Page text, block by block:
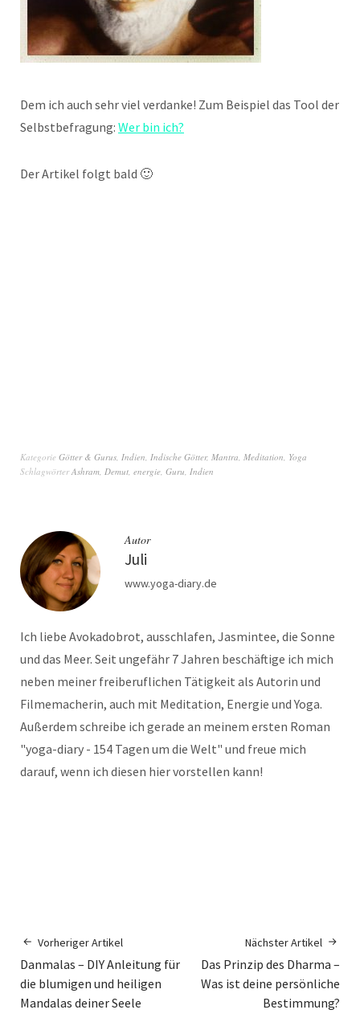
Dem ich auch sehr viel verdanke! Zum Beispiel das Tool der
Selbstbefragung: Wer bin ich?
Der Artikel folgt bald 🙂
Kategorie Götter & Gurus, Indien, Indische Götter, Mantra, Meditation, Yoga
SchlagwörterAshram, Demut, energie, Guru, Indien
Autor
Juli
www.yoga-diary.de
Ich liebe Avokadobrot, ausschlafen, Jasmintee, die Sonne
und das Meer. Seit ungefähr 7 Jahren beschäftige ich mich
neben meiner freiberuflichen Tätigkeit als Autorin und
Filmemacherin, auch mit Meditation, Energie und Yoga.
Außerdem schreibe ich gerade an meinem ersten Roman
"yoga-diary - 154 Tagen um die Welt" und freue mich
darauf, wenn ich diesen hier vorstellen kann!
Vorheriger Artikel
Danmalas – DIY Anleitung für
die blumigen und heiligen
Mandalas deiner Seele
Nächster Artikel
Das Prinzip des Dharma –
Was ist deine persönliche
Bestimmung?